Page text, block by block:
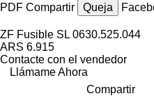
PDF Compartir Queja
ZF Fusible SL 0630.525.044
ARS 6.915
Contacte con el vendedor
Llámame Ahora
Compartir